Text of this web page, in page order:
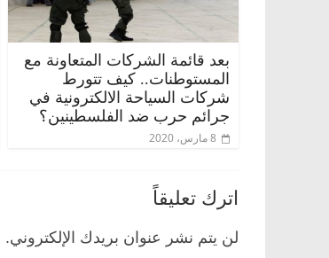
بعد قائمة الشركات المتعاونة مع
المستوطنات.. كيف تتورط
شركات السياحة الالكترونية في
جرائم حرب ضد الفلسطينين؟
8 مارس، 2020
اترك تعليقاً
لن يتم نشر عنوان بريدك الإلكتروني.